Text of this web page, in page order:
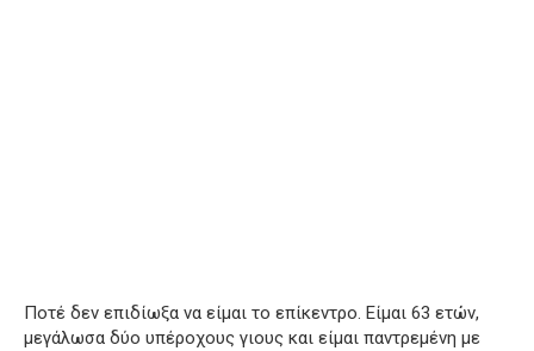
Ποτέ δεν επιδίωξα να είμαι το επίκεντρο. Είμαι 63 ετών,
μεγάλωσα δύο υπέροχους γιους και είμαι παντρεμένη με